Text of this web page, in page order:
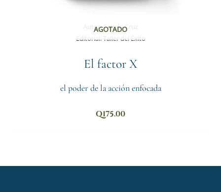
AGOTADO
Autor:Camilo Cruz
Editorial:Taller del Éxito
El factor X
el poder de la acción enfocada
Q175.00